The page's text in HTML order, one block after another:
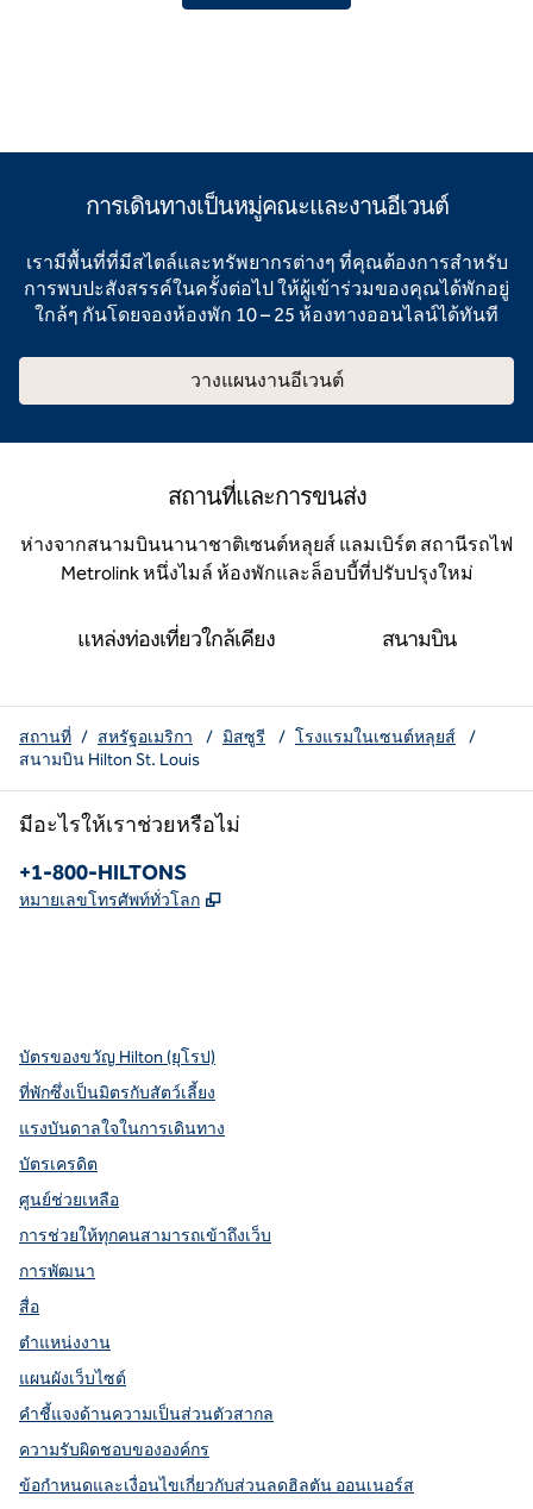
การเดินทางเป็นหมู่คณะและงานอีเวนต์
เรามีพื้นที่ที่มีสไตล์และทรัพยากรต่างๆ ที่คุณต้องการสําหรับ
การพบปะสังสรรค์ในครั้งต่อไป ให้ผู้เข้าร่วมของคุณได้พักอยู่
ใกล้ๆ กันโดยจองห้องพัก 10 – 25 ห้องทางออนไลน์ได้ทันที
วางแผนงานอีเวนต์
สถานที่และการขนส่ง
ห่างจากสนามบินนานาชาติเซนต์หลุยส์ แลมเบิร์ต สถานีรถไฟ
Metrolink หนึ่งไมล์ ห้องพักและล็อบบี้ที่ปรับปรุงใหม่
แหล่งท่องเที่ยวใกล้เคียง สนามบิน
สถานที่ / สหรัฐอเมริกา / มิสซูรี / โรงแรมในเซนต์หลุยส์
/
สนามบิน Hilton St. Louis
มีอะไรให้เราช่วยหรือไม่
โทรศัพท์:
+1-800-HILTONS
หมายเลขโทรศัพท์ทั่วโลก ,
บัตรของขวัญ Hilton (ยุโรป)
ที่พักซึ่งเป็นมิตรกับสัตว์เลี้ยง
แรงบันดาลใจในการเดินทาง
บัตรเครดิต
ศูนย์ช่วยเหลือ
การช่วยให้ทุกคนสามารถเข้าถึงเว็บ
การพัฒนา
สื่อ
ตำแหน่งงาน
แผนผังเว็บไซต์
คำชี้แจงด้านความเป็นส่วนตัวสากล
ความรับผิดชอบขององค์กร
ข้อกำหนดและเงื่อนไขเกี่ยวกับส่วนลดฮิลตัน ออนเนอร์ส